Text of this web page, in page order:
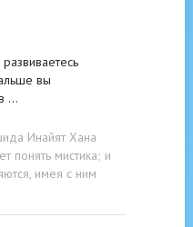
вы
…
Инайят Хана
понять мистика; и
имея с ним